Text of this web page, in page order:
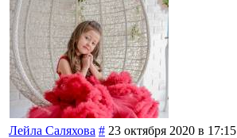
Лейла Саляхова # 23 октября 2020 в 17:15